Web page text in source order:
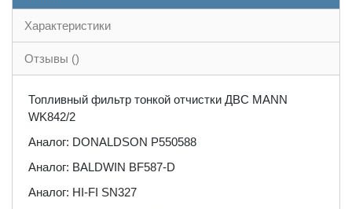
Характеристики
Отзывы ()
Топливный фильтр тонкой отчистки ДВС MANN
WK842/2
Аналог: DONALDSON P550588
Аналог: BALDWIN BF587-D
Аналог: HI-FI SN327